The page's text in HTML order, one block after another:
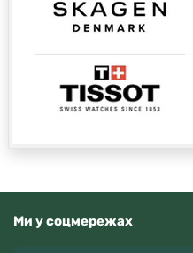
Ми у соцмережах